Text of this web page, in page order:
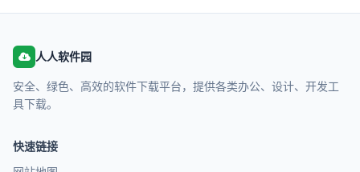
人人软件园
安全、绿色、高效的软件下载平台，提供各类办公、设计、开发工
具下载。
快速链接